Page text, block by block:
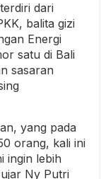
dari
balita gizi
Energi
satu di Bali
sasaran
yang pada
orang, kali ini
ingin lebih
Ny Putri